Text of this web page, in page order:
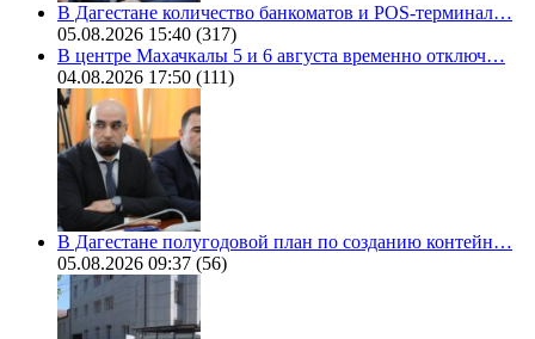
В Дагестане количество банкоматов и POS-терминал…
05.08.2026 15:40 (317)
В центре Махачкалы 5 и 6 августа временно отключ…
04.08.2026 17:50 (111)
В Дагестане полугодовой план по созданию контейн…
05.08.2026 09:37 (56)